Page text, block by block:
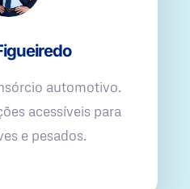
automotivo.
acessíveis para
e pesados.